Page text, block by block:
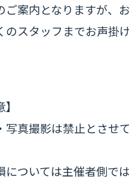
ご案内となりますが、
のスタッフまでお声掛
真撮影は禁止とさせ
ついては主催者側で